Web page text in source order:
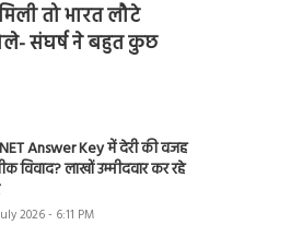
तो भारत लौटे
संघर्ष ने बहुत कुछ
Answer Key में देरी की वजह
विवाद? लाखों उम्मीदवार कर रहे
2026 - 6:11 PM